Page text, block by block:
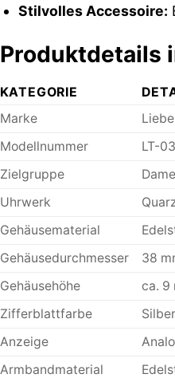
Stilvolles Accessoire:
Produktdetails
KATEGORIE
Marke
Modellnummer
LT-
Zielgruppe
Uhrwerk
Gehäusematerial
Gehäusedurchmesser
38
Gehäusehöhe
ca. 9
Zifferblattfarbe
Silber
Anzeige
Armbandmaterial